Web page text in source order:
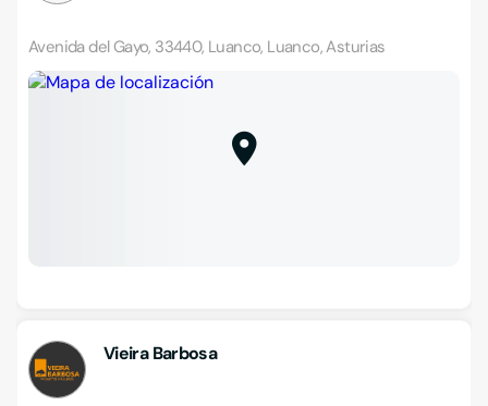
Avenida del Gayo, 33440, Luanco, Luanco, Asturias
Vieira Barbosa